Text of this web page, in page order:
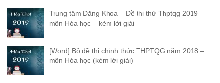
Trung tâm Đăng Khoa – Đề thi thử Thptqg 2019
môn Hóa học – kèm lời giải
[Word] Bộ đề thi chính thức THPTQG năm 2018 –
môn Hóa học (kèm lời giải)